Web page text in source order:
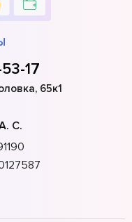
17
65к1
С.